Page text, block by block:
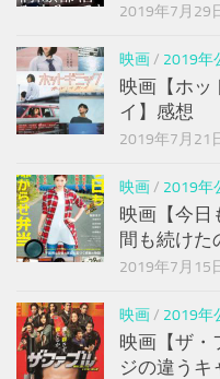
2019年7月29
映画/ 2019年
映画【ホッ
イ】感想
2019年7月21
映画/ 2019年
映画【今日
間も続けた
2019年7月15
映画/ 2019年
映画【ザ・
ジの違うキ